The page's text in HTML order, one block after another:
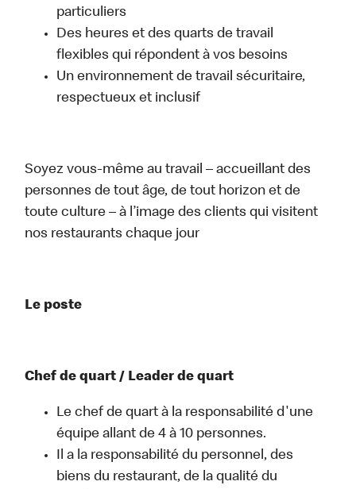
particuliers
Des heures et des quarts de travail
flexibles qui répondent à vos besoins
Un environnement de travail sécuritaire,
respectueux et inclusif
Soyez vous-même au travail – accueillant des
personnes de tout âge, de tout horizon et de
toute culture – à l’image des clients qui visitent
nos restaurants chaque jour
Le poste
Chef de quart / Leader de quart
Le chef de quart à la responsabilité d'une
équipe allant de 4 à 10 personnes.
Il a la responsabilité du personnel, des
biens du restaurant, de la qualité du